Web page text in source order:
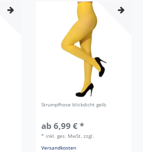
Strumpfhose blickdicht gelb
ab 6,99 € *
* inkl. ges. MwSt. zzgl.
Versandkosten